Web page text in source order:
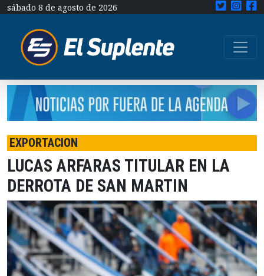
sábado 8 de agosto de 2026
EXPORTACION
LUCAS ARFARAS TITULAR EN LA
DERROTA DE SAN MARTIN